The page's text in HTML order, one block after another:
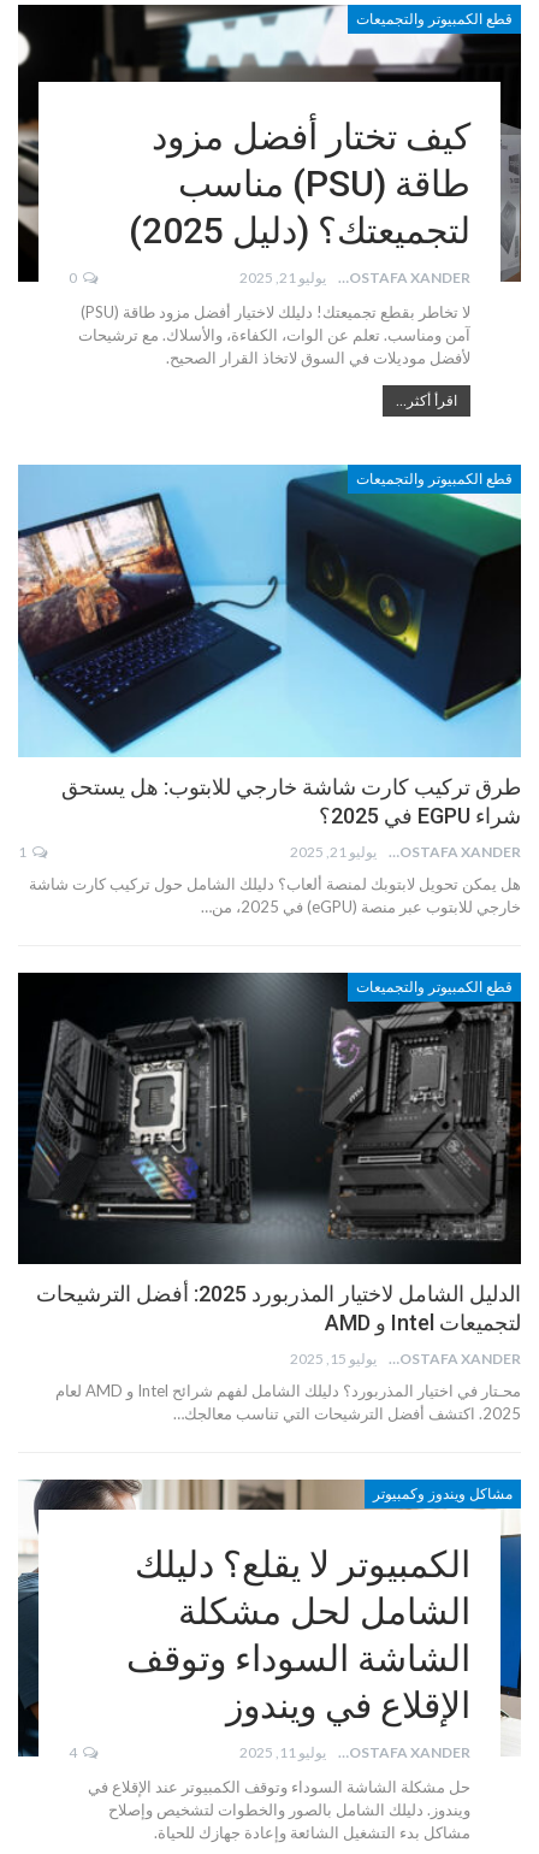
قطع الكمبيوتر والتجميعات
كيف تختار أفضل مزود
طاقة (PSU) مناسب
لتجميعتك؟ (دليل 2025)
MOSTAFA XANDER يوليو 21, 2025 0
لا تخاطر بقطع تجميعتك! دليلك لاختيار أفضل مزود طاقة (PSU)
آمن ومناسب. تعلم عن الوات، الكفاءة، والأسلاك. مع ترشيحات
لأفضل موديلات في السوق لاتخاذ القرار الصحيح.
اقرأ أكثر...
قطع الكمبيوتر والتجميعات
طرق تركيب كارت شاشة خارجي للابتوب: هل يستحق
شراء EGPU في 2025؟
MOSTAFA XANDER يوليو 21, 2025
هل يمكن تحويل لابتوبك لمنصة ألعاب؟ دليلك الشامل حول تركيب كارت شاشة
خارجي للابتوب عبر منصة (eGPU) في 2025، من…
قطع الكمبيوتر والتجميعات
الدليل الشامل لاختيار المذربورد 2025: أفضل الترشيحات
لتجميعات Intel و AMD
MOSTAFA XANDER يوليو 15, 2025
محـتار في اختيار المذربورد؟ دليلك الشامل لفهم شرائح Intel و AMD لعام
2025. اكتشف أفضل الترشيحات التي تناسب معالجك…
مشاكل ويندوز وكمبيوتر
الكمبيوتر لا يقلع؟ دليلك
الشامل لحل مشكلة
الشاشة السوداء وتوقف
الإقلاع في ويندوز
MOSTAFA XANDER يوليو 11, 2025 4
حل مشكلة الشاشة السوداء وتوقف الكمبيوتر عند الإقلاع في
ويندوز. دليلك الشامل بالصور والخطوات لتشخيص وإصلاح
مشاكل بدء التشغيل الشائعة وإعادة جهازك للحياة.